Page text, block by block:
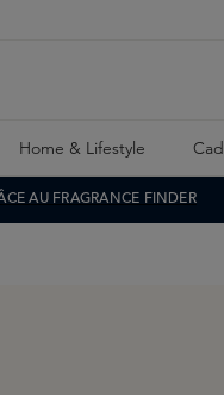
Home & Lifestyle
AU FRAGRANCE FINDER